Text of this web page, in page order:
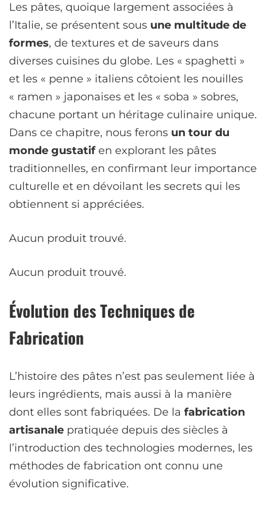
Les pâtes, quoique largement associées à
l’Italie, se présentent sous une multitude de
formes, de textures et de saveurs dans
diverses cuisines du globe. Les « spaghetti »
et les « penne » italiens côtoient les nouilles
« ramen » japonaises et les « soba » sobres,
chacune portant un héritage culinaire unique.
Dans ce chapitre, nous ferons un tour du
monde gustatifen explorant les pâtes
traditionnelles, en confirmant leur importance
culturelle et en dévoilant les secrets qui les
obtiennent si appréciées.
Aucun produit trouvé.
Aucun produit trouvé.
Évolution des Techniques de
Fabrication
L’histoire des pâtes n’est pas seulement liée à
leurs ingrédients, mais aussi à la manière
dont elles sont fabriquées. De la fabrication
artisanale pratiquée depuis des siècles à
l’introduction des technologies modernes, les
méthodes de fabrication ont connu une
évolution significative.